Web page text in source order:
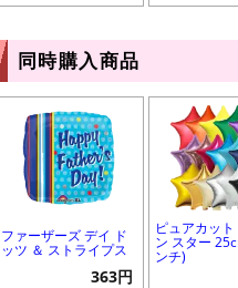
同時購入商品
ファーザーズ デイ ド
ッツ ＆ ストライプス
363円
ピュアカッ
ン スター
ンチ)